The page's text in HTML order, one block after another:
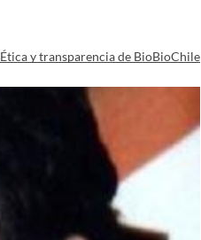
Ética y transparencia de BioBioChile